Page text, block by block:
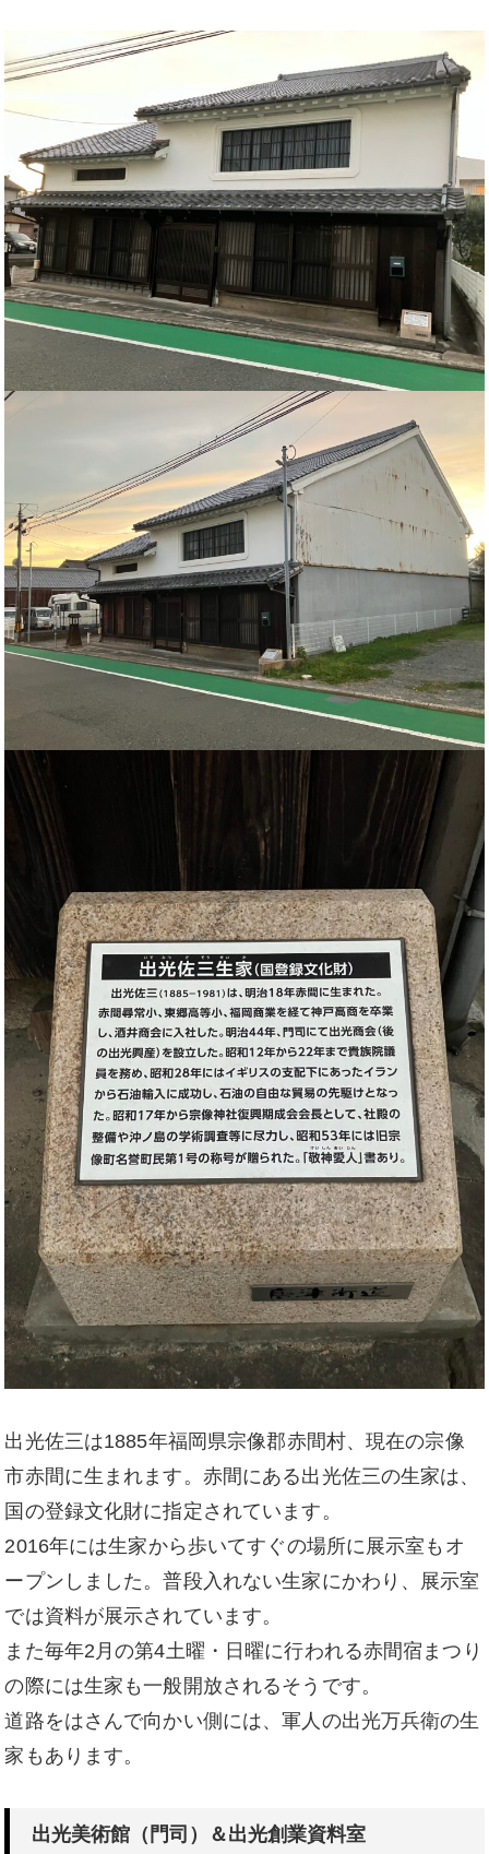
出光佐三は1885年福岡県宗像郡赤間村、現在の宗像
市赤間に生まれます。赤間にある出光佐三の生家は、
国の登録文化財に指定されています。
2016年には生家から歩いてすぐの場所に展示室もオ
ープンしました。普段入れない生家にかわり、展示室
では資料が展示されています。
また毎年2月の第4土曜・日曜に行われる赤間宿まつり
の際には生家も一般開放されるそうです。
道路をはさんで向かい側には、軍人の出光万兵衛の生
家もあります。
出光美術館（門司）＆出光創業資料室